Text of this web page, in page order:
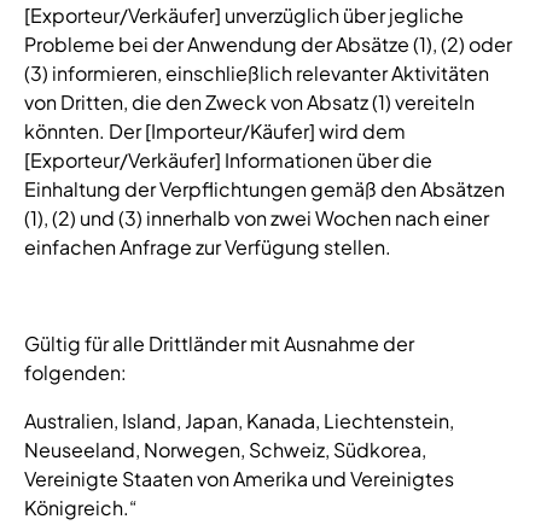
[Exporteur/Verkäufer] unverzüglich über jegliche
Probleme bei der Anwendung der Absätze (1), (2) oder
(3) informieren, einschließlich relevanter Aktivitäten
von Dritten, die den Zweck von Absatz (1) vereiteln
könnten. Der [Importeur/Käufer] wird dem
[Exporteur/Verkäufer] Informationen über die
Einhaltung der Verpflichtungen gemäß den Absätzen
(1), (2) und (3) innerhalb von zwei Wochen nach einer
einfachen Anfrage zur Verfügung stellen.
Gültig für alle Drittländer mit Ausnahme der
folgenden:
Australien, Island, Japan, Kanada, Liechtenstein,
Neuseeland, Norwegen, Schweiz, Südkorea,
Vereinigte Staaten von Amerika und Vereinigtes
Königreich.“